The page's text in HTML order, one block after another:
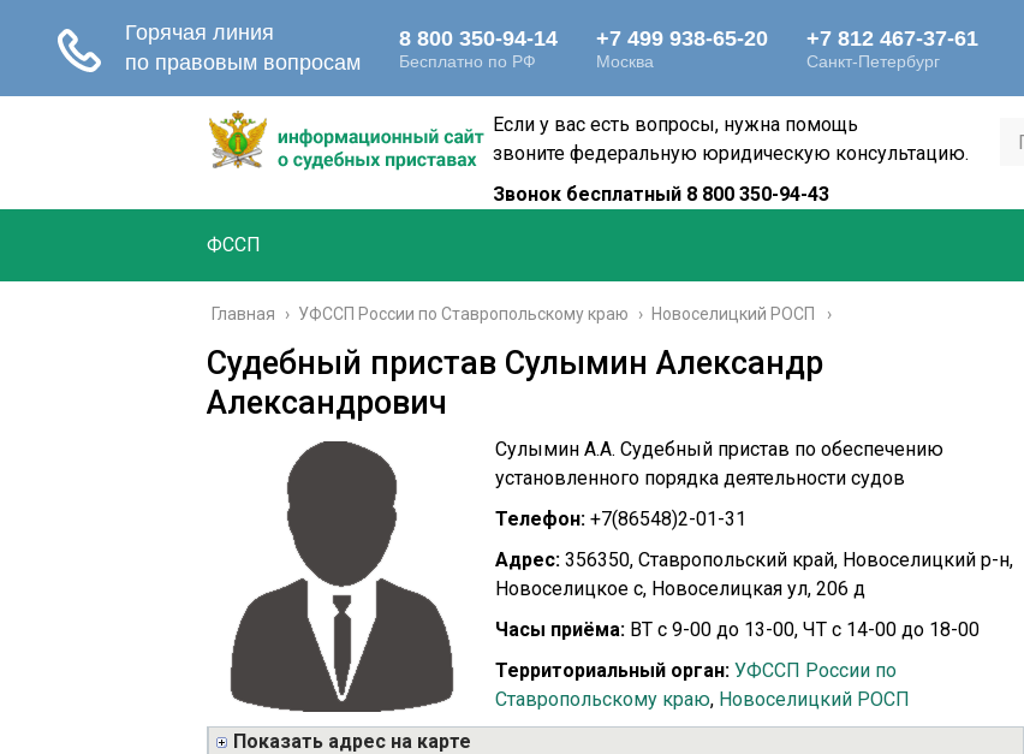
Если у вас есть вопросы, нужна помощь
звоните федеральную юридическую консультацию.
Звонок бесплатный 8 800 350-94-43
ФССП
Главная › УФССП России по Ставропольскому краю › Новоселицкий РОСП
Судебный пристав Сулымин Александр
Александрович
Сулымин А.А. Судебный пристав по обеспечению
установленного порядка деятельности судов
Телефон: +7(86548)2-01-31
Адрес: 356350, Ставропольский край, Новоселицкий р-н,
Новоселицкое с, Новоселицкая ул, 206 д
Часы приёма: ВТ с 9-00 до 13-00, ЧТ с 14-00 до 18-00
Территориальный орган: УФССП России по
Ставропольскому краю, Новоселицкий РОСП
Показать адрес на карте